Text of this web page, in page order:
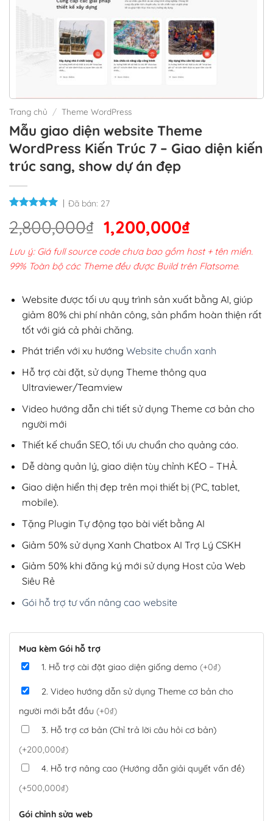
Trang chủ / Theme WordPress
Mẫu giao diện website Theme
WordPress Kiến Trúc 7 – Giao diện kiến
trúc sang, show dự án đẹp
Đã bán: 27
2,800,000₫ Giá
gốc
là:
2,800,000₫.
1,200,000₫Giá
hiện
tại
Lưu ý: Giá full source code chưa bao gồm host + tên miền.
99% Toàn bộ các Theme đều được Build trên Flatsome.
Website được tối ưu quy trình sản xuất bằng AI, giúp
giảm 80% chi phí nhân công, sản phẩm hoàn thiện rất
tốt với giá cả phải chăng.
Phát triển với xu hướng Website chuẩn xanh
Hỗ trợ cài đặt, sử dụng Theme thông qua
Ultraviewer/Teamview
Video hướng dẫn chi tiết sử dụng Theme cơ bản cho
người mới
Thiết kế chuẩn SEO, tối ưu chuẩn cho quảng cáo.
Dễ dàng quản lý, giao diện tùy chỉnh KÉO – THẢ.
Giao diện hiển thị đẹp trên mọi thiết bị (PC, tablet,
mobile).
Tặng Plugin Tự động tạo bài viết bằng AI
Giảm 50% sử dụng Xanh Chatbox AI Trợ Lý CSKH
Giảm 50% khi đăng ký mới sử dụng Host của Web
Siêu Rẻ
Gói hỗ trợ tư vấn nâng cao website
Mua kèm Gói hỗ trợ
1. Hỗ trợ cài đặt giao diện giống demo (+0₫)
2. Video hướng dẫn sử dụng Theme cơ bản cho
người mới bắt đầu (+0₫)
3. Hỗ trợ cơ bản (Chỉ trả lời câu hỏi cơ bản)
(+200,000₫)
4. Hỗ trợ nâng cao (Hướng dẫn giải quyết vấn đề)
(+500,000₫)
Gói chỉnh sửa web